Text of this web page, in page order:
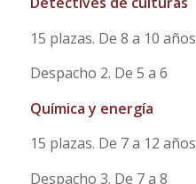
15 plazas. De 8 a 10 años
Despacho 2. De 5 a 6
Química y energía
15 plazas. De 7 a 12 años
Despacho 3. De 7 a 8